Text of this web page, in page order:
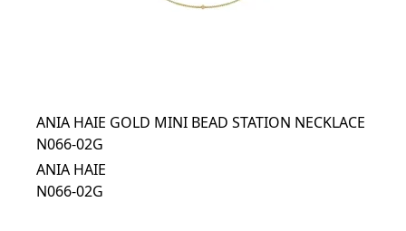
ANIA HAIE GOLD MINI BEAD STATION NECKLACE
N066-02G
ANIA HAIE
N066-02G